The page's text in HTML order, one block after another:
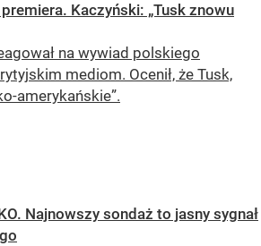
Kaczyński: „Tusk znowu
na wywiad polskiego
mediom. Ocenił, że Tusk,
amerykańskie”.
Najnowszy sondaż to jasny sygnał